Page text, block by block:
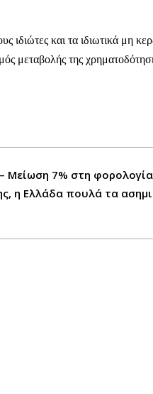
και τα ιδιωτικά μη
μεταβολής της
Μείωση 7% στη
η Ελλάδα πουλά τα